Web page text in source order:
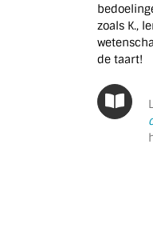
zoals K.,
de taart!